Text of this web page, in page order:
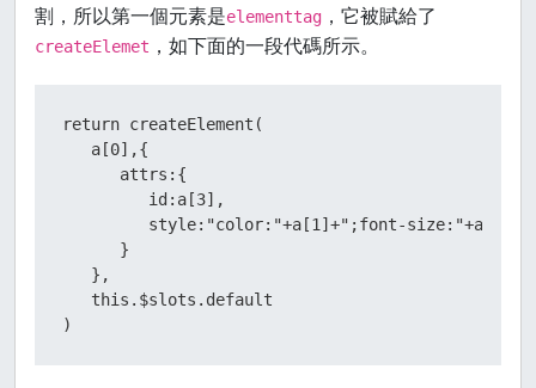
割，所以第一個元素是elementtag ，它被賦給了
createElemet ，如下面的一段代碼所示。
return createElement(
   a[0],{
      attrs:{
         id:a[3],
style:"color:"+a[1]+";font-
      }
   },
   this.$slots.default
)